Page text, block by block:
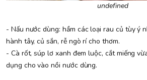
undefined
- Nấu nước dùng: hầm các loại rau củ tùy ý
hành tây, củ sắn, rễ ngò rí cho thơm.
- Cà rốt, súp lơ xanh đem luộc, cắt miếng
dụng cho vào nồi nước dùng.